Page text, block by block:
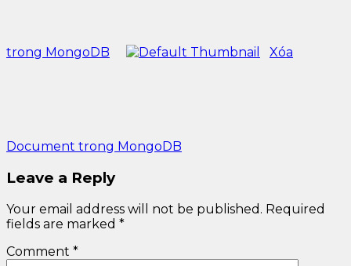
trong MongoDB Xóa
Document trong MongoDB
Leave a Reply
Your email address will not be published. Required
fields are marked *
Comment *